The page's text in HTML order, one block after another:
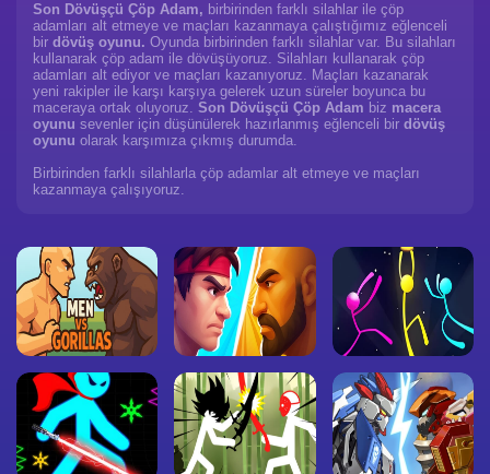
Son Dövüşçü Çöp Adam, birbirinden farklı silahlar ile çöp
adamları alt etmeye ve maçları kazanmaya çalıştığımız eğlenceli
bir dövüş oyunu. Oyunda birbirinden farklı silahlar var. Bu silahları
kullanarak çöp adam ile dövüşüyoruz. Silahları kullanarak çöp
adamları alt ediyor ve maçları kazanıyoruz. Maçları kazanarak
yeni rakipler ile karşı karşıya gelerek uzun süreler boyunca bu
maceraya ortak oluyoruz. Son Dövüşçü Çöp Adam biz macera
oyunu sevenler için düşünülerek hazırlanmış eğlenceli bir dövüş
oyunu olarak karşımıza çıkmış durumda.
Birbirinden farklı silahlarla çöp adamlar alt etmeye ve maçları
kazanmaya çalışıyoruz.